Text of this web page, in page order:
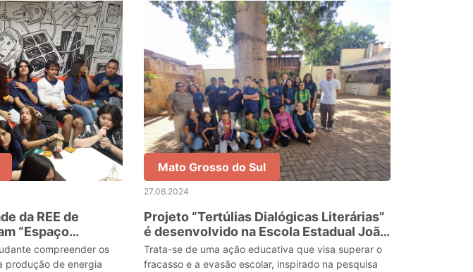
da REE de
compreender os
produção de energia
Mato Grosso do Sul
27.06.2024
Projeto “Tertúlias Dialógicas Literárias”
é desenvolvido na Escola Estadual João
Ponce de Arruda
Trata-se de uma ação educativa que visa superar o
fracasso e a evasão escolar, inspirado na pesquisa